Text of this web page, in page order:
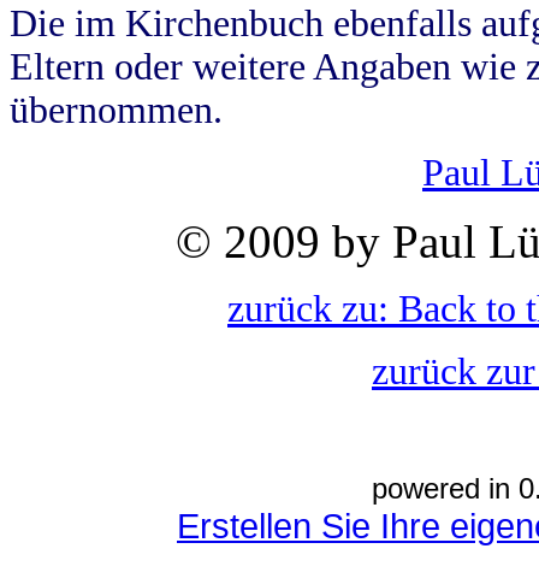
Die im Kirchenbuch ebenfalls
Eltern oder weitere Angaben wie
übernommen.
Paul
© 2009 by Paul
zurück zu: Back to
zurück
powered in
Erstellen Sie Ihre